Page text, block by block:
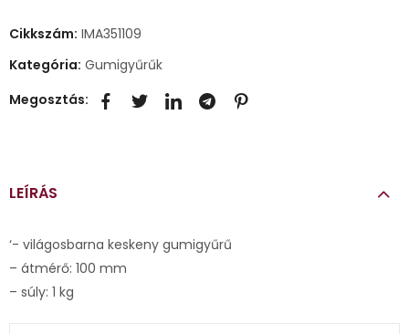
Cikkszám: IMA351109
Kategória: Gumigyűrűk
Megosztás:
LEÍRÁS
‘- világosbarna keskeny gumigyűrű
– átmérő: 100 mm
– súly: 1 kg